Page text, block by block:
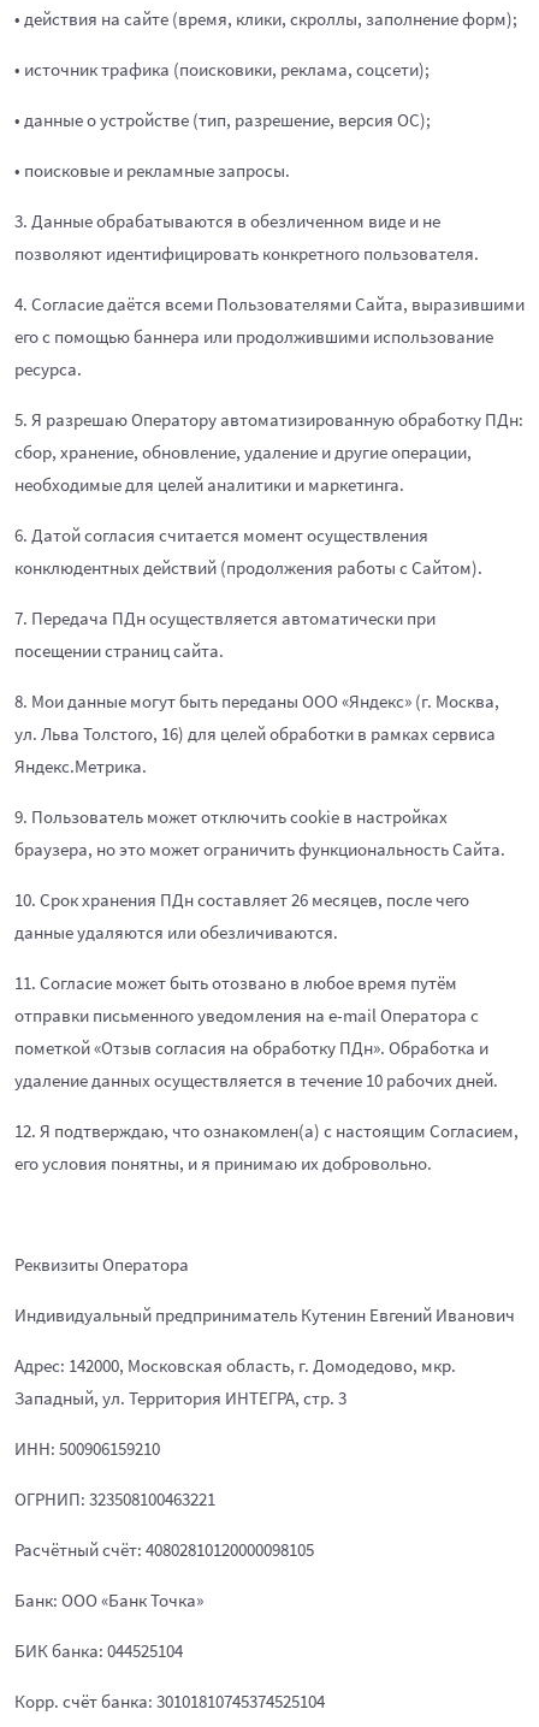
• действия на сайте (время, клики, скроллы, заполнение форм);
• источник трафика (поисковики, реклама, соцсети);
• данные о устройстве (тип, разрешение, версия ОС);
• поисковые и рекламные запросы.
3. Данные обрабатываются в обезличенном виде и не
позволяют идентифицировать конкретного пользователя.
4. Согласие даётся всеми Пользователями Сайта, выразившими
его с помощью баннера или продолжившими использование
ресурса.
5. Я разрешаю Оператору автоматизированную обработку ПДн:
сбор, хранение, обновление, удаление и другие операции,
необходимые для целей аналитики и маркетинга.
6. Датой согласия считается момент осуществления
конклюдентных действий (продолжения работы с Сайтом).
7. Передача ПДн осуществляется автоматически при
посещении страниц сайта.
8. Мои данные могут быть переданы ООО «Яндекс» (г. Москва,
ул. Льва Толстого, 16) для целей обработки в рамках сервиса
Яндекс.Метрика.
9. Пользователь может отключить cookie в настройках
браузера, но это может ограничить функциональность Сайта.
10. Срок хранения ПДн составляет 26 месяцев, после чего
данные удаляются или обезличиваются.
11. Согласие может быть отозвано в любое время путём
отправки письменного уведомления на e-mail Оператора с
пометкой «Отзыв согласия на обработку ПДн». Обработка и
удаление данных осуществляется в течение 10 рабочих дней.
12. Я подтверждаю, что ознакомлен(а) с настоящим Согласием,
его условия понятны, и я принимаю их добровольно.
Реквизиты Оператора
Индивидуальный предприниматель Кутенин Евгений Иванович
Адрес: 142000, Московская область, г. Домодедово, мкр.
Западный, ул. Территория ИНТЕГРА, стр. 3
ИНН: 500906159210
ОГРНИП: 323508100463221
Расчётный счёт: 40802810120000098105
Банк: ООО «Банк Точка»
БИК банка: 044525104
Корр. счёт банка: 30101810745374525104